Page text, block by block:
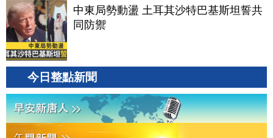
中東局勢動盪 土耳其沙特巴基斯坦誓共
同防禦
今日整點新聞